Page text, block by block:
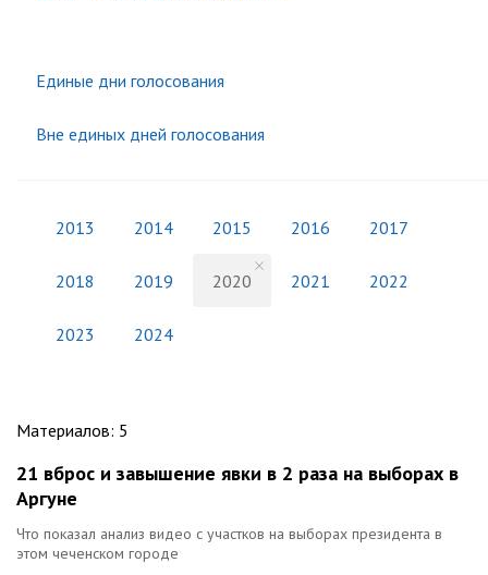
Единые дни голосования
Вне единых дней голосования
2013 2014 2015 2016 2017
2018 2019 2020 2021 2022
2023 2024
Материалов: 5
21 вброс и завышение явки в 2 раза на выборах в
Аргуне
Что показал анализ видео с участков на выборах президента в
этом чеченском городе